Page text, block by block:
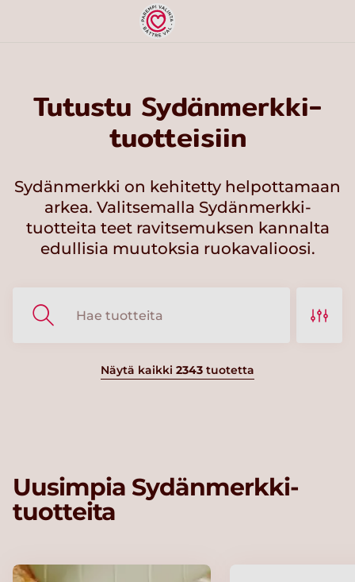
Tutustu Sydänmerkki-
tuotteisiin
Sydänmerkki on kehitetty helpottamaan
arkea. Valitsemalla Sydänmerkki-
tuotteita teet ravitsemuksen kannalta
edullisia muutoksia ruokavalioosi.
Näytä kaikki 2343 tuotetta
Uusimpia Sydänmerkki-
tuotteita